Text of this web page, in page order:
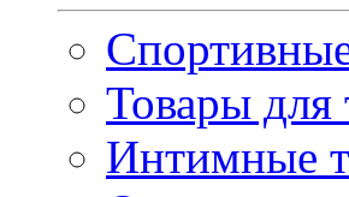
Товары для
Интимные